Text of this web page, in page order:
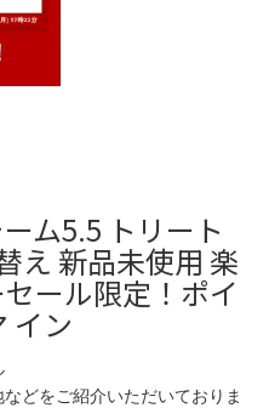
ム5.5 トリート
え 新品未使用 楽
ール限定！ポイ
イン
どをご紹介いただいておりま